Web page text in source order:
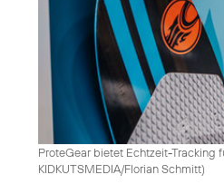
ProteGear bietet Echtzeit-Tracking
KIDKUTSMEDIA/Florian Schmitt)